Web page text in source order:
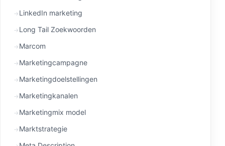
LinkedIn marketing
Long Tail Zoekwoorden
Marcom
Marketingcampagne
Marketingdoelstellingen
Marketingkanalen
Marketingmix model
Marktstrategie